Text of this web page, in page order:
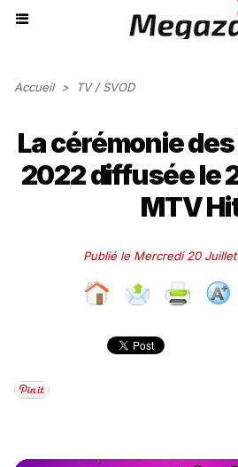
Accueil > TV / SVOD
La cérémonie
2022 diffusée le
MTV
Publié le Mercredi 20